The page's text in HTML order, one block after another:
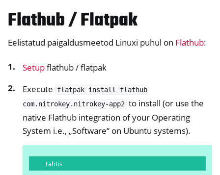
navigation of Nitrokeys
navigation of NitroPad, NitroPC
navigation of NitroPhone, NitroTablet
navigation of NitroWall
navigation of NitroWall NW750
navigation of Tarkvara
Flathub / Flatpak
Eelistatud paigaldusmeetod Linuxi puhul on Flathub:
Setupflathub / flatpak
Execute
flatpak install
flathub
com.nitrokey.nitrokey-app2 to install (or use the
native Flathub integration of your Operating
System i.e., „Software“ on Ubuntu systems).
Tähtis